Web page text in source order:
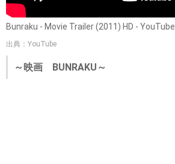
Bunraku - Movie Trailer (2011) HD - YouTube
出典：YouTube
～映画 BUNRAKU～